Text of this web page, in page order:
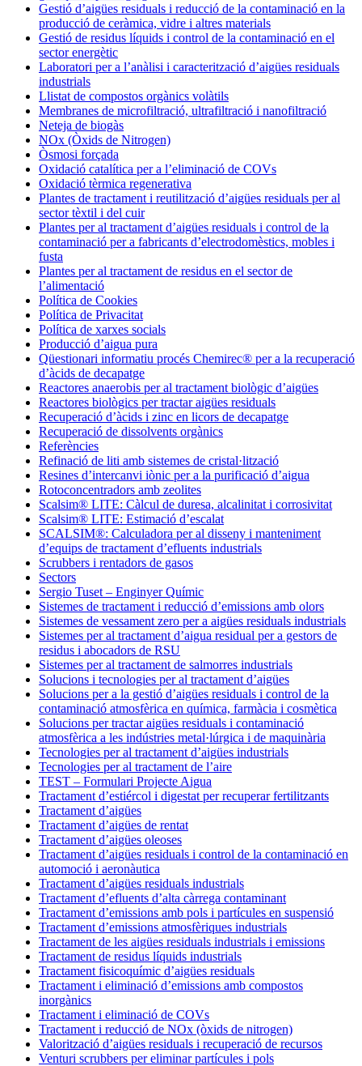
Gestió d’aigües residuals i reducció de la contaminació en la
producció de ceràmica, vidre i altres materials
Gestió de residus líquids i control de la contaminació en el
sector energètic
Laboratori per a l’anàlisi i caracterització d’aigües residuals
industrials
Llistat de compostos orgànics volàtils
Membranes de microfiltració, ultrafiltració i nanofiltració
Neteja de biogàs
NOx (Òxids de Nitrogen)
Òsmosi forçada
Oxidació catalítica per a l’eliminació de COVs
Oxidació tèrmica regenerativa
Plantes de tractament i reutilització d’aigües residuals per al
sector tèxtil i del cuir
Plantes per al tractament d’aigües residuals i control de la
contaminació per a fabricants d’electrodomèstics, mobles i
fusta
Plantes per al tractament de residus en el sector de
l’alimentació
Política de Cookies
Política de Privacitat
Política de xarxes socials
Producció d’aigua pura
Qüestionari informatiu procés Chemirec® per a la recuperació
d’àcids de decapatge
Reactores anaerobis per al tractament biològic d’aigües
Reactores biològics per tractar aigües residuals
Recuperació d’àcids i zinc en licors de decapatge
Recuperació de dissolvents orgànics
Referències
Refinació de liti amb sistemes de cristal·lització
Resines d’intercanvi iònic per a la purificació d’aigua
Rotoconcentradors amb zeolites
Scalsim® LITE: Càlcul de duresa, alcalinitat i corrosivitat
Scalsim® LITE: Estimació d’escalat
SCALSIM®: Calculadora per al disseny i manteniment
d’equips de tractament d’efluents industrials
Scrubbers i rentadors de gasos
Sectors
Sergio Tuset – Enginyer Químic
Sistemes de tractament i reducció d’emissions amb olors
Sistemes de vessament zero per a aigües residuals industrials
Sistemes per al tractament d’aigua residual per a gestors de
residus i abocadors de RSU
Sistemes per al tractament de salmorres industrials
Solucions i tecnologies per al tractament d’aigües
Solucions per a la gestió d’aigües residuals i control de la
contaminació atmosfèrica en química, farmàcia i cosmètica
Solucions per tractar aigües residuals i contaminació
atmosfèrica a les indústries metal·lúrgica i de maquinària
Tecnologies per al tractament d’aigües industrials
Tecnologies per al tractament de l’aire
TEST – Formulari Projecte Aigua
Tractament d’estiércol i digestat per recuperar fertilitzants
Tractament d’aigües
Tractament d’aigües de rentat
Tractament d’aigües oleoses
Tractament d’aigües residuals i control de la contaminació en
automoció i aeronàutica
Tractament d’aigües residuals industrials
Tractament d’efluents d’alta càrrega contaminant
Tractament d’emissions amb pols i partícules en suspensió
Tractament d’emissions atmosfèriques industrials
Tractament de les aigües residuals industrials i emissions
Tractament de residus líquids industrials
Tractament fisicoquímic d’aigües residuals
Tractament i eliminació d’emissions amb compostos
inorgànics
Tractament i eliminació de COVs
Tractament i reducció de NOx (òxids de nitrogen)
Valorització d’aigües residuals i recuperació de recursos
Venturi scrubbers per eliminar partícules i pols